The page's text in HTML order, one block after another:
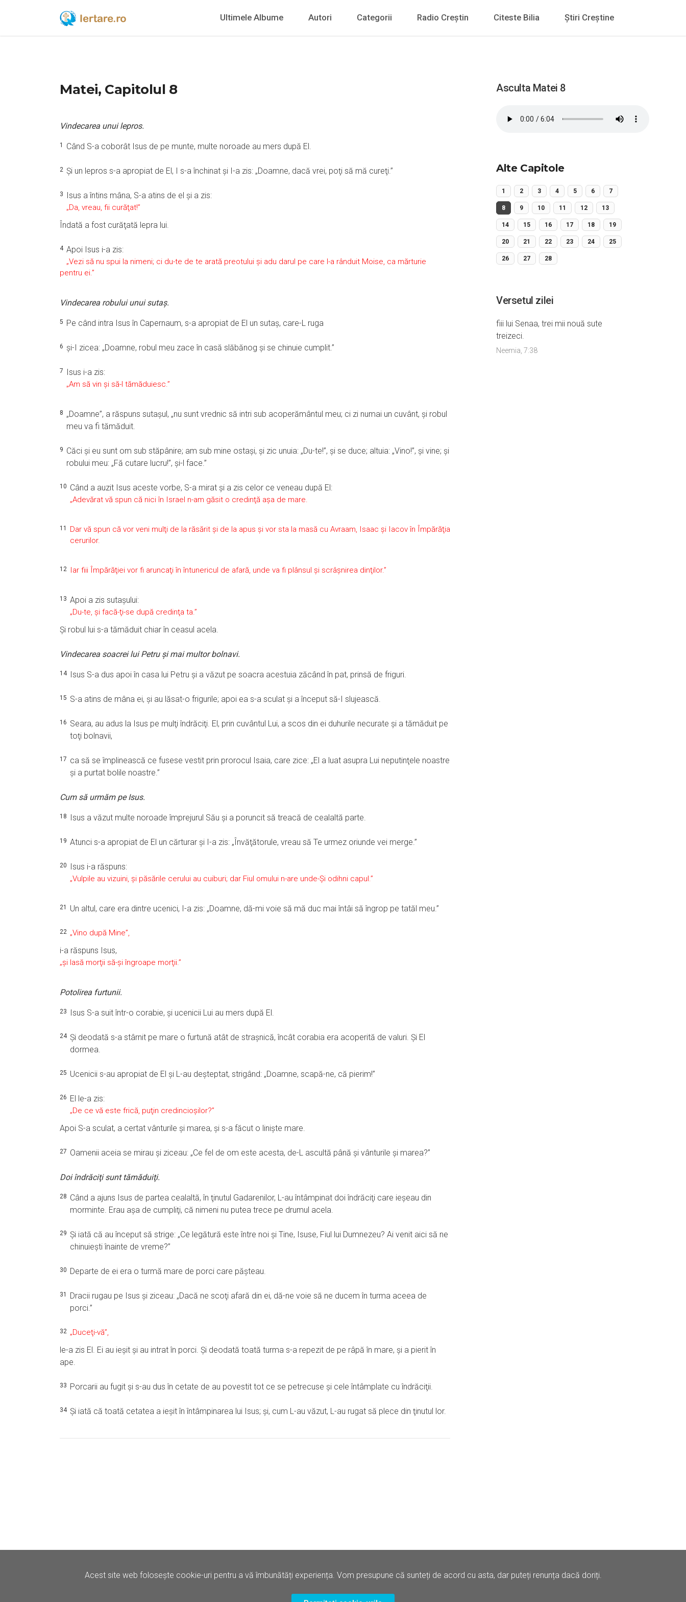
Ultimele Albume Autori Categorii Radio Creștin Citeste Bilia Știri Creștine
Matei, Capitolul 8
Vindecarea unui lepros.
1 Când S-a coborât Isus de pe munte, multe noroade au mers după El.
2 Şi un lepros s-a apropiat de El, I s-a închinat şi I-a zis: „Doamne, dacă vrei, poţi să mă cureţi.”
3 Isus a întins mâna, S-a atins de el şi a zis:
„Da, vreau, fii curăţat!”
Îndată a fost curăţată lepra lui.
4 Apoi Isus i-a zis:
„Vezi să nu spui la nimeni; ci du-te de te arată preotului şi adu darul pe care l-a rânduit Moise, ca mărturie
pentru ei.”
Vindecarea robului unui sutaş.
5 Pe când intra Isus în Capernaum, s-a apropiat de El un sutaş, care-L ruga
6 şi-I zicea: „Doamne, robul meu zace în casă slăbănog şi se chinuie cumplit.”
7 Isus i-a zis:
„Am să vin şi să-l tămăduiesc.”
8 „Doamne”, a răspuns sutaşul, „nu sunt vrednic să intri sub acoperământul meu; ci zi numai un cuvânt, şi robul
meu va fi tămăduit.
9 Căci şi eu sunt om sub stăpânire; am sub mine ostaşi, şi zic unuia: „Du-te!”, şi se duce; altuia: „Vino!”, şi vine; şi
robului meu: „Fă cutare lucru!”, şi-l face.”
10 Când a auzit Isus aceste vorbe, S-a mirat şi a zis celor ce veneau după El:
„Adevărat vă spun că nici în Israel n-am găsit o credinţă aşa de mare.
11 Dar vă spun că vor veni mulţi de la răsărit şi de la apus şi vor sta la masă cu Avraam, Isaac şi Iacov în Împărăţia
cerurilor.
12 Iar fiii Împărăţiei vor fi aruncaţi în întunericul de afară, unde va fi plânsul şi scrâşnirea dinţilor.”
13 Apoi a zis sutaşului:
„Du-te, şi facă-ţi-se după credinţa ta.”
Şi robul lui s-a tămăduit chiar în ceasul acela.
Vindecarea soacrei lui Petru şi mai multor bolnavi.
14 Isus S-a dus apoi în casa lui Petru şi a văzut pe soacra acestuia zăcând în pat, prinsă de friguri.
15 S-a atins de mâna ei, şi au lăsat-o frigurile; apoi ea s-a sculat şi a început să-I slujească.
16 Seara, au adus la Isus pe mulţi îndrăciţi. El, prin cuvântul Lui, a scos din ei duhurile necurate şi a tămăduit pe
toţi bolnavii,
17 ca să se împlinească ce fusese vestit prin prorocul Isaia, care zice: „El a luat asupra Lui neputinţele noastre
şi a purtat bolile noastre.”
Cum să urmăm pe Isus.
18 Isus a văzut multe noroade împrejurul Său şi a poruncit să treacă de cealaltă parte.
19 Atunci s-a apropiat de El un cărturar şi I-a zis: „Învăţătorule, vreau să Te urmez oriunde vei merge.”
20 Isus i-a răspuns:
„Vulpile au vizuini, şi păsările cerului au cuiburi; dar Fiul omului n-are unde-Şi odihni capul.”
21 Un altul, care era dintre ucenici, I-a zis: „Doamne, dă-mi voie să mă duc mai întâi să îngrop pe tatăl meu.”
22 „Vino după Mine”,
i-a răspuns Isus,
„şi lasă morţii să-şi îngroape morţii.”
Potolirea furtunii.
23 Isus S-a suit într-o corabie, şi ucenicii Lui au mers după El.
24 Şi deodată s-a stârnit pe mare o furtună atât de straşnică, încât corabia era acoperită de valuri. Şi El
dormea.
25 Ucenicii s-au apropiat de El şi L-au deşteptat, strigând: „Doamne, scapă-ne, că pierim!”
26 El le-a zis:
„De ce vă este frică, puţin credincioşilor?”
Apoi S-a sculat, a certat vânturile şi marea, şi s-a făcut o linişte mare.
27 Oamenii aceia se mirau şi ziceau: „Ce fel de om este acesta, de-L ascultă până şi vânturile şi marea?”
Doi îndrăciţi sunt tămăduiţi.
28 Când a ajuns Isus de partea cealaltă, în ţinutul Gadarenilor, L-au întâmpinat doi îndrăciţi care ieşeau din
morminte. Erau aşa de cumpliţi, că nimeni nu putea trece pe drumul acela.
29 Şi iată că au început să strige: „Ce legătură este între noi şi Tine, Isuse, Fiul lui Dumnezeu? Ai venit aici să ne
chinuieşti înainte de vreme?”
30 Departe de ei era o turmă mare de porci care păşteau.
31 Dracii rugau pe Isus şi ziceau: „Dacă ne scoţi afară din ei, dă-ne voie să ne ducem în turma aceea de
porci.”
32 „Duceţi-vă”,
le-a zis El. Ei au ieşit şi au intrat în porci. Şi deodată toată turma s-a repezit de pe râpă în mare, şi a pierit în
ape.
33 Porcarii au fugit şi s-au dus în cetate de au povestit tot ce se petrecuse şi cele întâmplate cu îndrăciţii.
34 Şi iată că toată cetatea a ieşit în întâmpinarea lui Isus; şi, cum L-au văzut, L-au rugat să plece din ţinutul lor.
Asculta Matei 8
Alte Capitole
1 2 3 4 5 6 7
8 9 10 11 12 13
14 15 16 17 18 19
20 21 22 23 24 25
26 27 28
Versetul zilei
fiii lui Senaa, trei mii nouă sute
treizeci.
Neemia, 7:38
Acest site web folosește cookie-uri pentru a vă îmbunătăți experiența. Vom presupune că sunteți de acord cu asta, dar puteți renunța dacă doriți.